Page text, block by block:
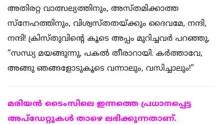
അതിരറ്റ വാത്സല്യത്തിനും, അസ്തമിക്കാത്ത
സ്നേഹത്തിനും, വിശ്വസ്തതയ്ക്കും ദൈവമേ, നന്ദി,
നന്ദി! ക്രിസ്തുവിന്‍റെ കൂടെ അപ്പം മുറിച്ചവര്‍ പറഞ്ഞു,
“സന്ധ്യ മയങ്ങുന്നു, പകല്‍ തീരാറായി. കര്‍ത്താവേ,
അങ്ങു ഞങ്ങളോടുകൂടെ വന്നാലും, വസിച്ചാലും!”
മരിയന്‍ ടൈംസിലെ ഇന്നത്തെ പ്രധാനപ്പെട്ട
അപ്ഡേറ്റുകള്‍ താഴെ ലഭിക്കുന്നതാണ്.